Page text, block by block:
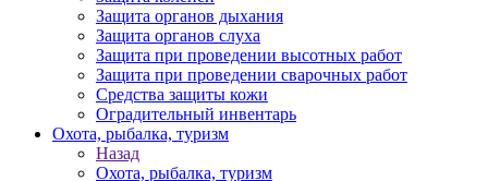
Защита органов дыхания
Защита органов слуха
Защита при проведении высотных работ
Защита при проведении сварочных работ
Средства защиты кожи
Оградительный инвентарь
Охота, рыбалка, туризм
Назад
Охота, рыбалка, туризм